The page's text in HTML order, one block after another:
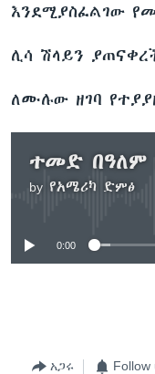
እንደሚያስፈልገው
ሊሳ ሽላይን
ለሙሉው ዘገባ
by የአሜሪካ ድምፅ
No
0:00
አጋሩ Follow